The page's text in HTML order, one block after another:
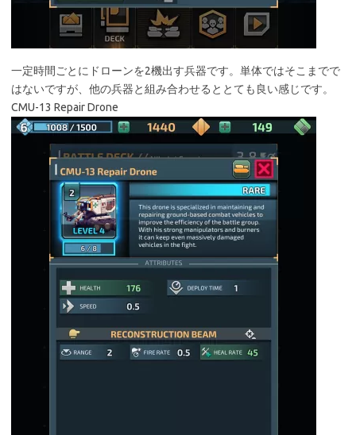
一定時間ごとにドローンを2機出す兵器です。単体ではそこまでで
はないですが、他の兵器と組み合わせるととても良い感じです。
CMU-13 Repair Drone